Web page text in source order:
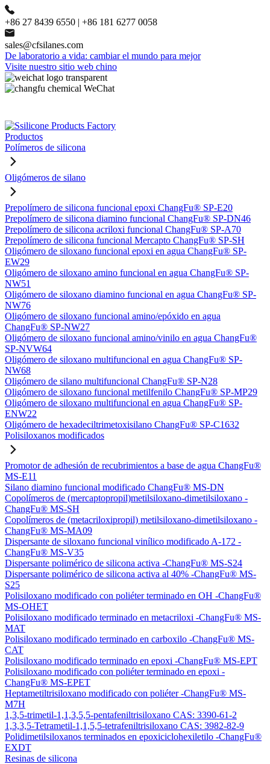
+86 27 8439 6550 | +86 181 6277 0058
sales@cfsilanes.com
De laboratorio a vida: cambiar el mundo para mejor
Visite nuestro sitio web chino
Productos
Polímeros de silicona
Oligómeros de silano
Prepolímero de silicona funcional epoxi ChangFu® SP-E20
Prepolímero de silicona diamino funcional ChangFu® SP-DN46
Prepolímero de silicona acriloxi funcional ChangFu® SP-A70
Prepolímero de silicona funcional Mercapto ChangFu® SP-SH
Oligómero de siloxano funcional epoxi en agua ChangFu® SP-
EW29
Oligómero de siloxano amino funcional en agua ChangFu® SP-
NW51
Oligómero de siloxano diamino funcional en agua ChangFu® SP-
NW76
Oligómero de siloxano funcional amino/epóxido en agua
ChangFu® SP-NW27
Oligómero de siloxano funcional amino/vinilo en agua ChangFu®
SP-NVW64
Oligómero de siloxano multifuncional en agua ChangFu® SP-
NW68
Oligómero de silano multifuncional ChangFu® SP-N28
Oligómero de siloxano funcional metilfenilo ChangFu® SP-MP29
Oligómero de siloxano multifuncional en agua ChangFu® SP-
ENW22
Oligómero de hexadeciltrimetoxisilano ChangFu® SP-C1632
Polisiloxanos modificados
Promotor de adhesión de recubrimientos a base de agua ChangFu®
MS-E11
Silano diamino funcional modificado ChangFu® MS-DN
Copolímeros de (mercaptopropil)metilsiloxano-dimetilsiloxano -
ChangFu® MS-SH
Copolímeros de (metacriloxipropil) metilsiloxano-dimetilsiloxano -
ChangFu® MS-MA09
Dispersante de siloxano funcional vinílico modificado A-172 -
ChangFu® MS-V35
Dispersante polimérico de silicona activa -ChangFu® MS-S24
Dispersante polimérico de silicona activa al 40% -ChangFu® MS-
S25
Polisiloxano modificado con poliéter terminado en OH -ChangFu®
MS-OHET
Polisiloxano modificado terminado en metacriloxi -ChangFu® MS-
MAT
Polisiloxano modificado terminado en carboxilo -ChangFu® MS-
CAT
Polisiloxano modificado terminado en epoxi -ChangFu® MS-EPT
Polisiloxano modificado con poliéter terminado en epoxi -
ChangFu® MS-EPET
Heptametiltrisiloxano modificado con poliéter -ChangFu® MS-
M7H
1,3,5-trimetil-1,1,3,5,5-pentafeniltrisiloxano CAS: 3390-61-2
1,3,3,5-Tetrametil-1,1,5,5-tetrafeniltrisiloxano CAS: 3982-82-9
Polidimetilsiloxanos terminados en epoxiciclohexiletilo -ChangFu®
EXDT
Resinas de silicona